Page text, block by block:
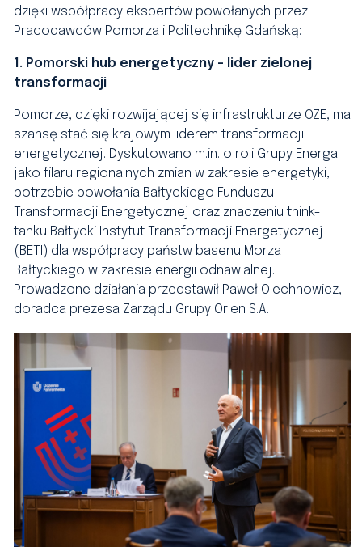
dzięki współpracy ekspertów powołanych przez
Pracodawców Pomorza i Politechnikę Gdańską:
1. Pomorski hub energetyczny – lider zielonej
transformacji
Pomorze, dzięki rozwijającej się infrastrukturze OZE, ma
szansę stać się krajowym liderem transformacji
energetycznej. Dyskutowano m.in. o roli Grupy Energa
jako filaru regionalnych zmian w zakresie energetyki,
potrzebie powołania Bałtyckiego Funduszu
Transformacji Energetycznej oraz znaczeniu think-
tanku Bałtycki Instytut Transformacji Energetycznej
(BETI) dla współpracy państw basenu Morza
Bałtyckiego w zakresie energii odnawialnej.
Prowadzone działania przedstawił Paweł Olechnowicz,
doradca prezesa Zarządu Grupy Orlen S.A.